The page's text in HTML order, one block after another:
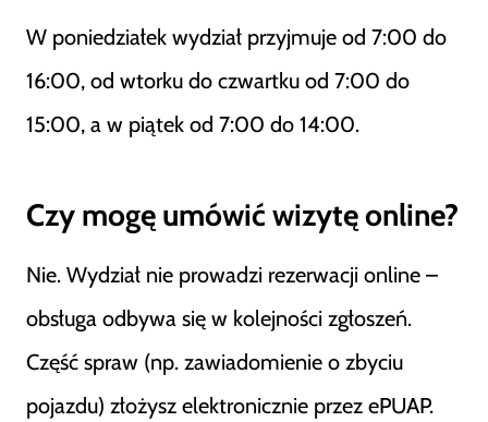
W poniedziałek wydział przyjmuje od 7:00 do
16:00, od wtorku do czwartku od 7:00 do
15:00, a w piątek od 7:00 do 14:00.
Czy mogę umówić wizytę online?
Nie. Wydział nie prowadzi rezerwacji online –
obsługa odbywa się w kolejności zgłoszeń.
Część spraw (np. zawiadomienie o zbyciu
pojazdu) złożysz elektronicznie przez ePUAP.